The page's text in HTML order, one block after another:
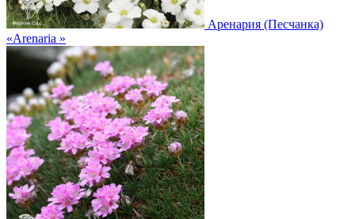
Аренария (Песчанка)
«Arenaria »